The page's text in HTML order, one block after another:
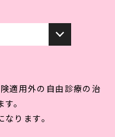
適用外の自由診療の治
。
ります。